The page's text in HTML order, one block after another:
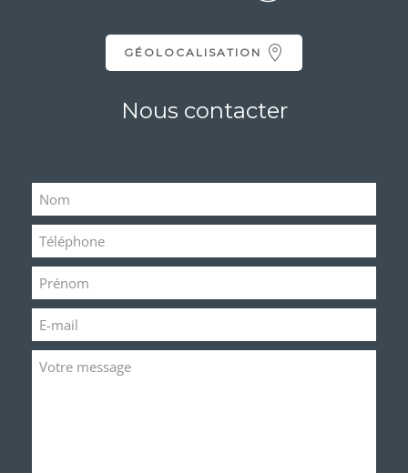
GÉOLOCALISATION
Nous contacter